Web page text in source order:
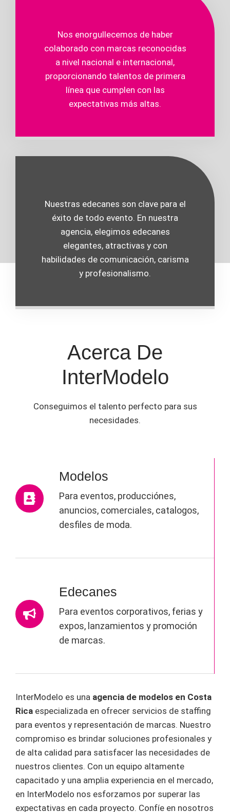
Nos enorgullecemos de haber
colaborado con marcas reconocidas
a nivel nacional e internacional,
proporcionando talentos de primera
línea que cumplen con las
expectativas más altas.
Nuestras edecanes son clave para el
éxito de todo evento. En nuestra
agencia, elegimos edecanes
elegantes, atractivas y con
habilidades de comunicación, carisma
y profesionalismo.
Acerca De
InterModelo
Conseguimos el talento perfecto para sus
necesidades.
Modelos
Para eventos, producciónes,
anuncios, comerciales, catalogos,
desfiles de moda.
Edecanes
Para eventos corporativos, ferias y
expos, lanzamientos y promoción
de marcas.
InterModelo es una agencia de modelos en Costa
Rica especializada en ofrecer servicios de staffing
para eventos y representación de marcas. Nuestro
compromiso es brindar soluciones profesionales y
de alta calidad para satisfacer las necesidades de
nuestros clientes. Con un equipo altamente
capacitado y una amplia experiencia en el mercado,
en InterModelo nos esforzamos por superar las
expectativas en cada proyecto. Confíe en nosotros